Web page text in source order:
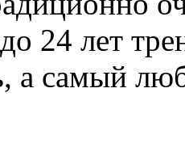
24 лет
а самый